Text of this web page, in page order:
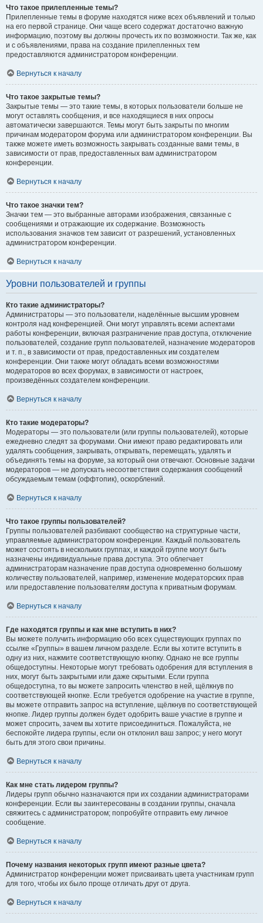
Что такое прилепленные темы?
Прилепленные темы в форуме находятся ниже всех объявлений и только
на его первой странице. Они чаще всего содержат достаточно важную
информацию, поэтому вы должны прочесть их по возможности. Так же, как
и с объявлениями, права на создание прилепленных тем
предоставляются администратором конференции.
Вернуться к началу
Что такое закрытые темы?
Закрытые темы — это такие темы, в которых пользователи больше не
могут оставлять сообщения, и все находящиеся в них опросы
автоматически завершаются. Темы могут быть закрыты по многим
причинам модератором форума или администратором конференции. Вы
также можете иметь возможность закрывать созданные вами темы, в
зависимости от прав, предоставленных вам администратором
конференции.
Вернуться к началу
Что такое значки тем?
Значки тем — это выбранные авторами изображения, связанные с
сообщениями и отражающие их содержание. Возможность
использования значков тем зависит от разрешений, установленных
администратором конференции.
Вернуться к началу
Уровни пользователей и группы
Кто такие администраторы?
Администраторы — это пользователи, наделённые высшим уровнем
контроля над конференцией. Они могут управлять всеми аспектами
работы конференции, включая разграничение прав доступа, отключение
пользователей, создание групп пользователей, назначение модераторов
и т. п., в зависимости от прав, предоставленных им создателем
конференции. Они также могут обладать всеми возможностями
модераторов во всех форумах, в зависимости от настроек,
произведённых создателем конференции.
Вернуться к началу
Кто такие модераторы?
Модераторы — это пользователи (или группы пользователей), которые
ежедневно следят за форумами. Они имеют право редактировать или
удалять сообщения, закрывать, открывать, перемещать, удалять и
объединять темы на форуме, за который они отвечают. Основные задачи
модераторов — не допускать несоответствия содержания сообщений
обсуждаемым темам (оффтопик), оскорблений.
Вернуться к началу
Что такое группы пользователей?
Группы пользователей разбивают сообщество на структурные части,
управляемые администратором конференции. Каждый пользователь
может состоять в нескольких группах, и каждой группе могут быть
назначены индивидуальные права доступа. Это облегчает
администраторам назначение прав доступа одновременно большому
количеству пользователей, например, изменение модераторских прав
или предоставление пользователям доступа к приватным форумам.
Вернуться к началу
Где находятся группы и как мне вступить в них?
Вы можете получить информацию обо всех существующих группах по
ссылке «Группы» в вашем личном разделе. Если вы хотите вступить в
одну из них, нажмите соответствующую кнопку. Однако не все группы
общедоступны. Некоторые могут требовать одобрения для вступления в
них, могут быть закрытыми или даже скрытыми. Если группа
общедоступна, то вы можете запросить членство в ней, щёлкнув по
соответствующей кнопке. Если требуется одобрение на участие в группе,
вы можете отправить запрос на вступление, щёлкнув по соответствующей
кнопке. Лидер группы должен будет одобрить ваше участие в группе и
может спросить, зачем вы хотите присоединиться. Пожалуйста, не
беспокойте лидера группы, если он отклонил ваш запрос; у него могут
быть для этого свои причины.
Вернуться к началу
Как мне стать лидером группы?
Лидеры групп обычно назначаются при их создании администраторами
конференции. Если вы заинтересованы в создании группы, сначала
свяжитесь с администратором; попробуйте отправить ему личное
сообщение.
Вернуться к началу
Почему названия некоторых групп имеют разные цвета?
Администратор конференции может присваивать цвета участникам групп
для того, чтобы их было проще отличать друг от друга.
Вернуться к началу